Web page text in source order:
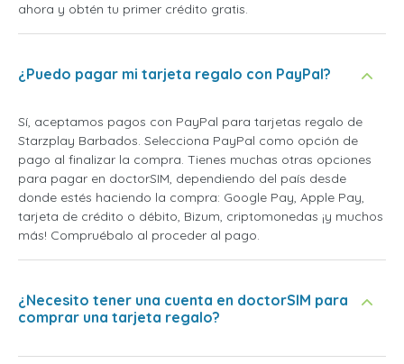
ahora y obtén tu primer crédito gratis.
¿Puedo pagar mi tarjeta regalo con PayPal?
Sí, aceptamos pagos con PayPal para tarjetas regalo de
Starzplay Barbados. Selecciona PayPal como opción de
pago al finalizar la compra. Tienes muchas otras opciones
para pagar en doctorSIM, dependiendo del país desde
donde estés haciendo la compra: Google Pay, Apple Pay,
tarjeta de crédito o débito, Bizum, criptomonedas ¡y muchos
más! Compruébalo al proceder al pago.
¿Necesito tener una cuenta en doctorSIM para
comprar una tarjeta regalo?